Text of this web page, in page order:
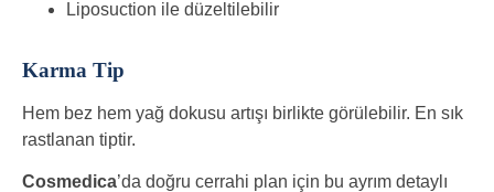
Liposuction ile düzeltilebilir
Karma Tip
Hem bez hem yağ dokusu artışı birlikte görülebilir. En sık
rastlanan tiptir.
Cosmedica’da doğru cerrahi plan için bu ayrım detaylı